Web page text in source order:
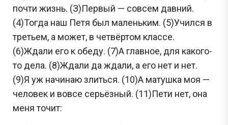
почти жизнь. (З)Первый — совсем давний.
(4)Тогда наш Петя был маленьким. (5)Учился в
третьем, а может, в четвёртом классе.
(6)Ждали его к обеду. (7)А главное, для какого-
то дела. (8)Ждали да ждали, а его нет и нет.
(9)Я уж начинаю злиться. (10)А матушка моя —
человек и вовсе серьёзный. (11)Пети нет, она
меня точит: